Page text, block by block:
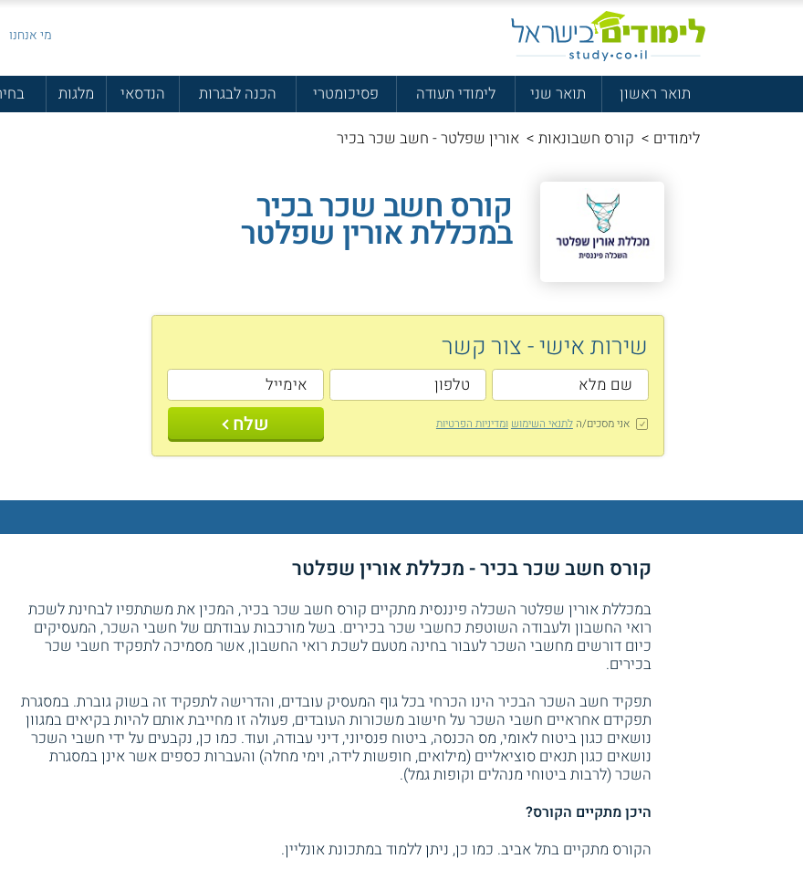
מי אנחנו
תואר ראשון תואר שני לימודי תעודה פסיכומטרי הכנה לבגרות הנדסאי מלגות
לימודים > קורס חשבונאות > אורין שפלטר - חשב שכר בכיר
קורס חשב שכר בכיר
במכללת אורין שפלטר
שירות אישי - צור קשר
אני מסכים/הלתנאי השימוש ומדיניות הפרטיות שלח
קורס חשב שכר בכיר - מכללת אורין שפלטר
במכללת אורין שפלטר השכלה פיננסית מתקיים קורס חשב שכר בכיר, המכין את משתתפיו לבחינת לשכת
רואי החשבון ולעבודה השוטפת כחשבי שכר בכירים. בשל מורכבות עבודתם של חשבי השכר, המעסיקים
כיום דורשים מחשבי השכר לעבור בחינה מטעם לשכת רואי החשבון, אשר מסמיכה לתפקיד חשבי שכר
בכירים.
תפקיד חשב השכר הבכיר הינו הכרחי בכל גוף המעסיק עובדים, והדרישה לתפקיד זה בשוק גוברת. במסגרת
תפקידם אחראיים חשבי השכר על חישוב משכורות העובדים, פעולה זו מחייבת אותם להיות בקיאים במגוון
נושאים כגון ביטוח לאומי, מס הכנסה, ביטוח פנסיוני, דיני עבודה, ועוד. כמו כן, נקבעים על ידי חשבי השכר
נושאים כגון תנאים סוציאליים (מילואים, חופשות לידה, וימי מחלה) והעברות כספים אשר אינן במסגרת
השכר (לרבות ביטוחי מנהלים וקופות גמל).
היכן מתקיים הקורס?
הקורס מתקיים בתל אביב. כמו כן, ניתן ללמוד במתכונת אונליין.